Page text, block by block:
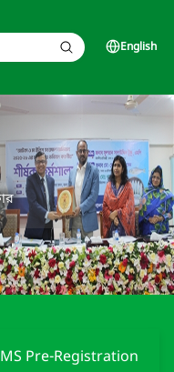
English
Pre-Registration